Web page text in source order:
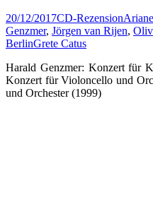
20/12/2017CD-Rezension
Genzmer, Jörgen van Rijen,
BerlinGrete Catus
Harald Genzmer: Konzert für
Konzert für Violoncello und
und Orchester (1999)